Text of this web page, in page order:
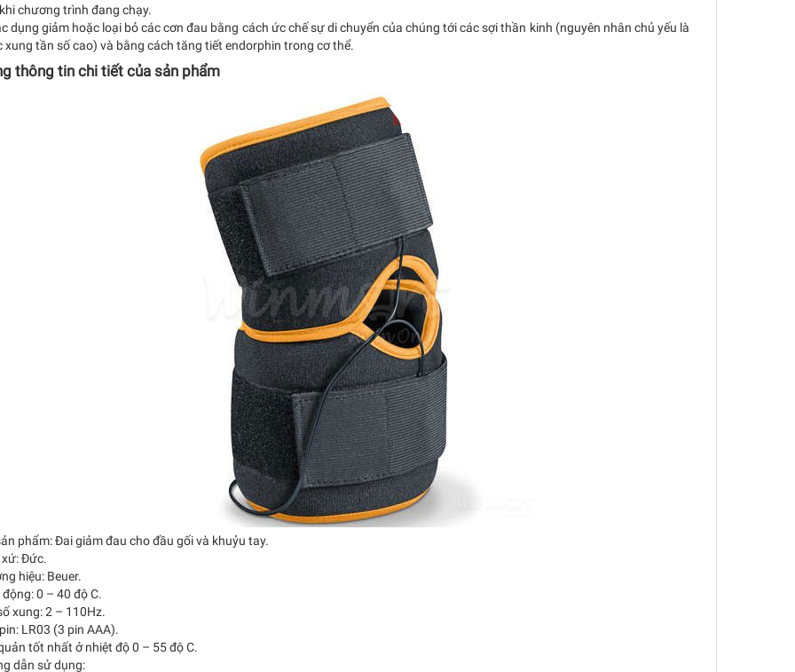
chương trình đang chạy.
dụng giảm hoặc loại bỏ các cơn đau bằng cách ức chế sự di chuyển của chúng tới các sợi thần kinh (nguyên nhân chủ yếu là
xung tần số cao) và bằng cách tăng tiết endorphin trong cơ thể.
thông tin chi tiết của sản phẩm
phẩm: Đai giảm đau cho đầu gối và khuỷu tay.
Đức.
hiệu: Beuer.
0 – 40 độ C.
xung: 2 – 110Hz.
LR03 (3 pin AAA).
tốt nhất ở nhiệt độ 0 – 55 độ C.
dẫn sử dụng: